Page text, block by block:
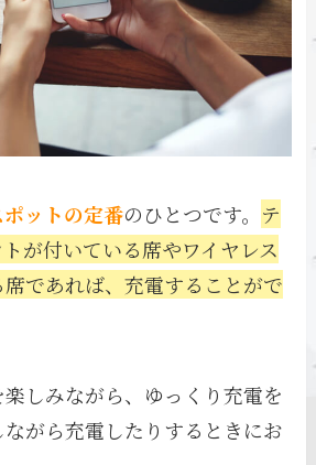
ットの定番のひとつです。 テ
が付いている席やワイヤレス
であれば、充電することがで
しみながら、ゆっくり充電を
がら充電したりするときにお